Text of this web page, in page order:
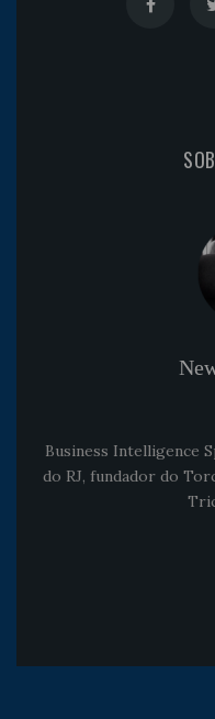
Business Intelligence
do RJ, fundador do